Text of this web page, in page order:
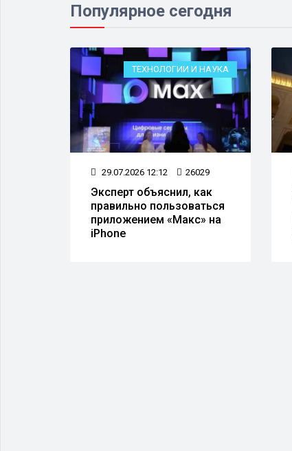
Популярное сегодня
ТЕХНОЛОГИИ И НАУКА
29.07.2026 12:12 26029
Эксперт объяснил, как
правильно пользоваться
приложением «Макс» на
iPhone